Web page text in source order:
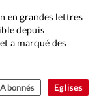
Eglises
en grandes lettres
depuis
a marqué des
Abonnés